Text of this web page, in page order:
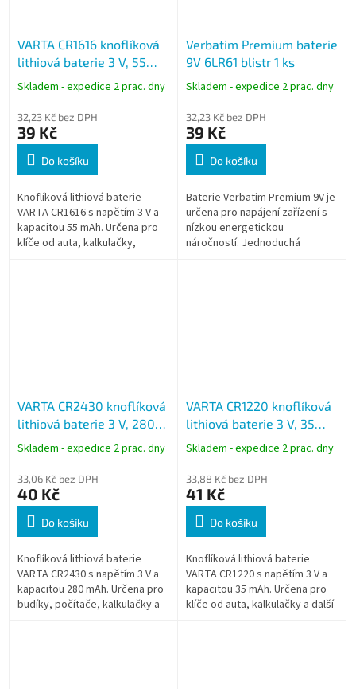
VARTA CR1616 knoflíková
lithiová baterie 3 V, 55
mAh, 1 ks
Skladem - expedice 2 prac. dny
32,23 Kč bez DPH
39 Kč
Do košíku
Knoflíková lithiová baterie
VARTA CR1616 s napětím 3 V a
kapacitou 55 mAh. Určena pro
klíče od auta, kalkulačky,
Verbatim Premium baterie
9V 6LR61 blistr 1 ks
Skladem - expedice 2 prac. dny
32,23 Kč bez DPH
39 Kč
Do košíku
Baterie Verbatim Premium 9V je
určena pro napájení zařízení s
nízkou energetickou
náročností. Jednoduchá
VARTA CR2430 knoflíková
lithiová baterie 3 V, 280
mAh, 1 ks
Skladem - expedice 2 prac. dny
33,06 Kč bez DPH
40 Kč
Do košíku
Knoflíková lithiová baterie
VARTA CR2430 s napětím 3 V a
kapacitou 280 mAh. Určena pro
budíky, počítače, kalkulačky a
VARTA CR1220 knoflíková
lithiová baterie 3 V, 35
mAh, 1 ks
Skladem - expedice 2 prac. dny
33,88 Kč bez DPH
41 Kč
Do košíku
Knoflíková lithiová baterie
VARTA CR1220 s napětím 3 V a
kapacitou 35 mAh. Určena pro
klíče od auta, kalkulačky a další